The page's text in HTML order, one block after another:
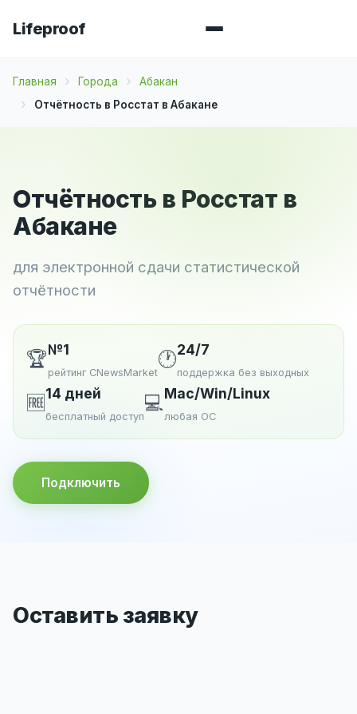
Lifeproof
Главная Города
Абакан
Отчётность в Росстат в Абакане
Отчётность в Росстат в
Абакане
для электронной сдачи статистической
отчётности
🏆№1
рейтинг CNewsMarket
🕐24/7
поддержка без выходных
🆓14 дней
бесплатный доступ
💻Mac/Win/Linux
любая ОС
Подключить
Оставить заявку